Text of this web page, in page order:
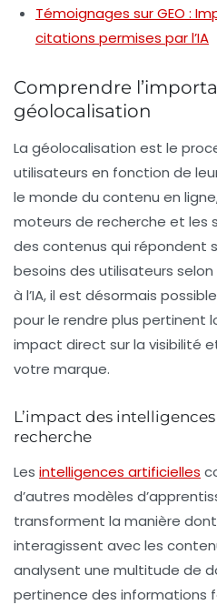
Témoignages sur GEO :
citations permises par l’IA
Comprendre
géolocalisation
La géolocalisation est le
utilisateurs en fonction de
le monde du contenu en
moteurs de recherche et les
des contenus qui répondent
besoins des utilisateurs
à l’IA, il est désormais
pour le rendre plus pertinent
impact direct sur la visibilité
votre marque.
L’impact des
recherche
Les intelligences artificielles
d’autres modèles
transforment la manière
interagissent avec les
analysent une multitude de
pertinence des informations